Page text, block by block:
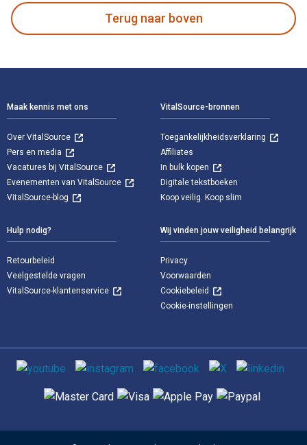
Terug naar boven
Maak kennis met ons
Over VitalSource
Pers en media
Vacatures bij VitalSource
Evenementen van VitalSource
VitalSource-blog
VitalSource-bronnen
Toegankelijkheidsverklaring
Affiliates
In bulk kopen
Digitale tekstboeken
Koop veilig. Koop slim
Hulp nodig?
Retourbeleid
Veelgestelde vragen
VitalSource-klantenservice
Wij vinden jouw veiligheid belangrijk
Privacy
Voorwaarden
Cookiebeleid
Cookie-instellingen
Sociale media
Ondersteunde betaalmethoden